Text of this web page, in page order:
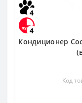
4
4
Кондиционер
Код